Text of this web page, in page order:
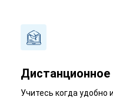
Дистанционное
Учитесь когда удобно